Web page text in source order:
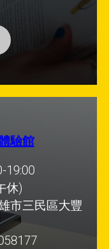
驗館
19:00
休)
市三民區大豐